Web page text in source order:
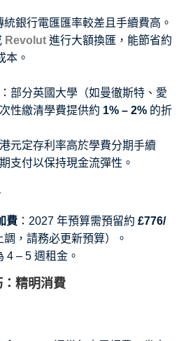
統銀行電匯匯率較差且手續費高。
Revolut 進行大額換匯，能節省約
本。
：部分英國大學（如曼徹斯特、愛
性繳清學費提供約 1% – 2% 的折
港元定存利率高於學費分期手續
支付以保持現金流彈性。
費 ：2027 年預算需預留約 £776/
調，請務必更新預算）。
4 – 5 週租金。
精明消費